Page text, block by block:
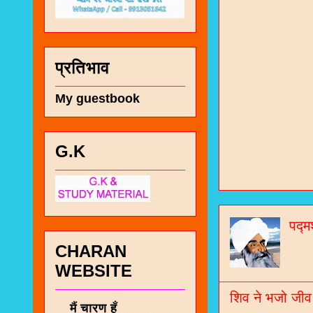
शिव ने भजो जीव
प्रतिभाव
My guestbook
G.K
CHARAN
WEBSITE
मैं चारण हूँ